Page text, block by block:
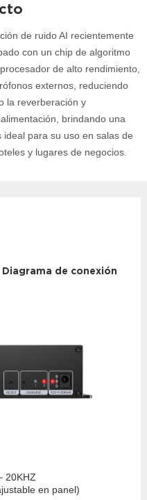
de ruido AI recientemente
con un chip de algoritmo
de alto rendimiento,
externos, reduciendo
la reverberación y
brindando una
para su uso en salas de
y lugares de negocios.
Diagrama de conexión
20KHZ
en panel)